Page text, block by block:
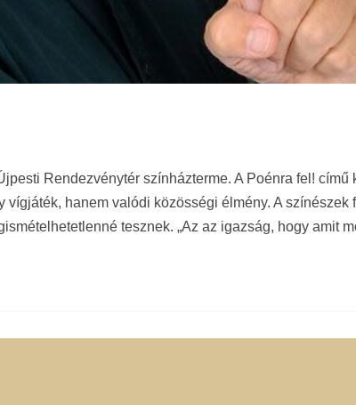
Rendezvénytér színházterme. A Poénra fel! című
vígjáték, hanem valódi közösségi élmény. A
tesznek. „Az az igazság, hogy amit